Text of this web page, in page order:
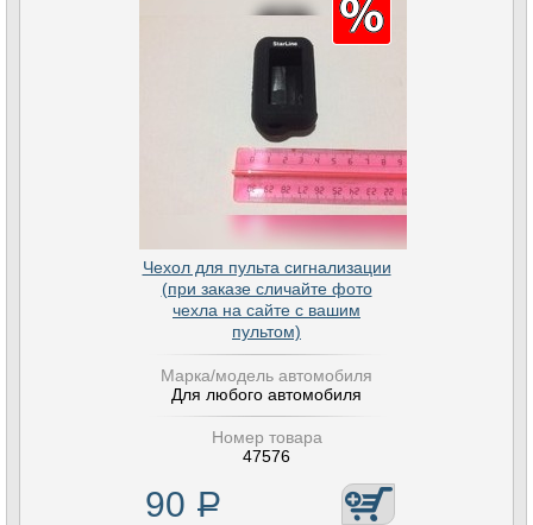
Чехол для пульта сигнализации
(при заказе сличайте фото
чехла на сайте с вашим
пультом)
Марка/модель автомобиля
Для любого автомобиля
Номер товара
47576
90 Р